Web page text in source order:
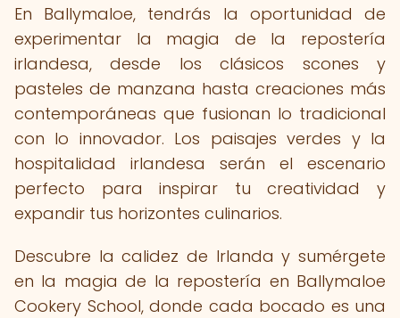
En Ballymaloe, tendrás la oportunidad de
experimentar la magia de la repostería
irlandesa, desde los clásicos scones y
pasteles de manzana hasta creaciones más
contemporáneas que fusionan lo tradicional
con lo innovador. Los paisajes verdes y la
hospitalidad irlandesa serán el escenario
perfecto para inspirar tu creatividad y
expandir tus horizontes culinarios.
Descubre la calidez de Irlanda y sumérgete
en la magia de la repostería en Ballymaloe
Cookery School, donde cada bocado es una